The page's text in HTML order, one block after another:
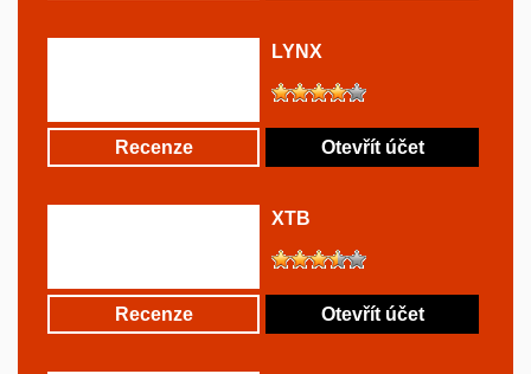
LYNX
Recenze Otevřít účet
XTB
Recenze Otevřít účet